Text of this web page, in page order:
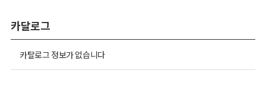
카달로그
카탈로그 정보가 없습니다